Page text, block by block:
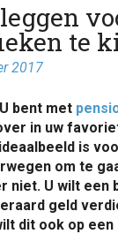
te
2017
bent met
in uw
is
om te
niet. U wilt een
geld
dit ook op